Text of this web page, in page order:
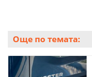
Още по темата: